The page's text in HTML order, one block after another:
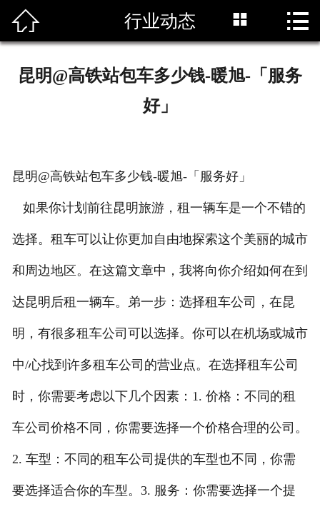
首页
租车须知
特惠租车
荣誉资质
联系我们
 行业动态  
昆明@高铁站包车多少钱-暖旭-「服务
好」
昆明@高铁站包车多少钱-暖旭-「服务好」
如果你计划前往昆明旅游，租一辆车是一个不错的
选择。租车可以让你更加自由地探索这个美丽的城市
和周边地区。在这篇文章中，我将向你介绍如何在到
达昆明后租一辆车。弟一步：选择租车公司，在昆
明，有很多租车公司可以选择。你可以在机场或城市
中/心找到许多租车公司的营业点。在选择租车公司
时，你需要考虑以下几个因素：1. 价格：不同的租
车公司价格不同，你需要选择一个价格合理的公司。
2. 车型：不同的租车公司提供的车型也不同，你需
要选择适合你的车型。3. 服务：你需要选择一个提